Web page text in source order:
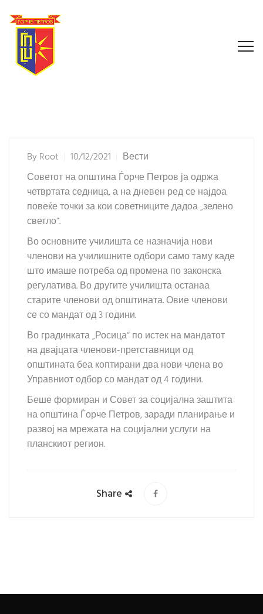
ByRoot 10/12/2021
Вести
Советот на општина Ѓорче Петров ја одржа
четвртата седница, а на дневен ред се најдоа
повеќе точки за кои советниците дадоа „зелено
светло“.
Во основните училишта се назначија нови
членови на училишните одбори само таму каде
што имаше потреба од промена по законска
регулатива. Во другите училишта останаа
старите членови од општината. Овие членови
се со мандат од 3 години.
Во градинката „Росица“ по истек на мандатот
на двајцата членови-претставници од
општината беа коптирани два нови члена во
Управниот одбор со мандат од 4 години.
Беше формиран и Совет за социјална заштита
на општина Ѓорче Петров, заради планирање и
развој на мрежата на социјални услуги на
планскиот регион.
Share